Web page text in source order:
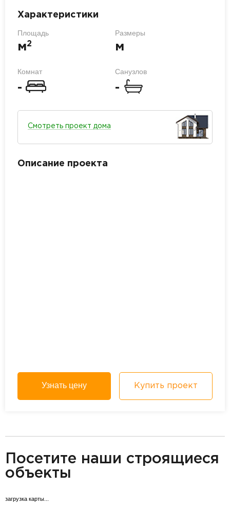
Характеристики
Площадь
м2
Размеры
м
Комнат
-
Санузлов
-
Смотреть проект дома
Описание проекта
Узнать цену Купить проект
Посетите наши строящиеся
объекты
загрузка карты...